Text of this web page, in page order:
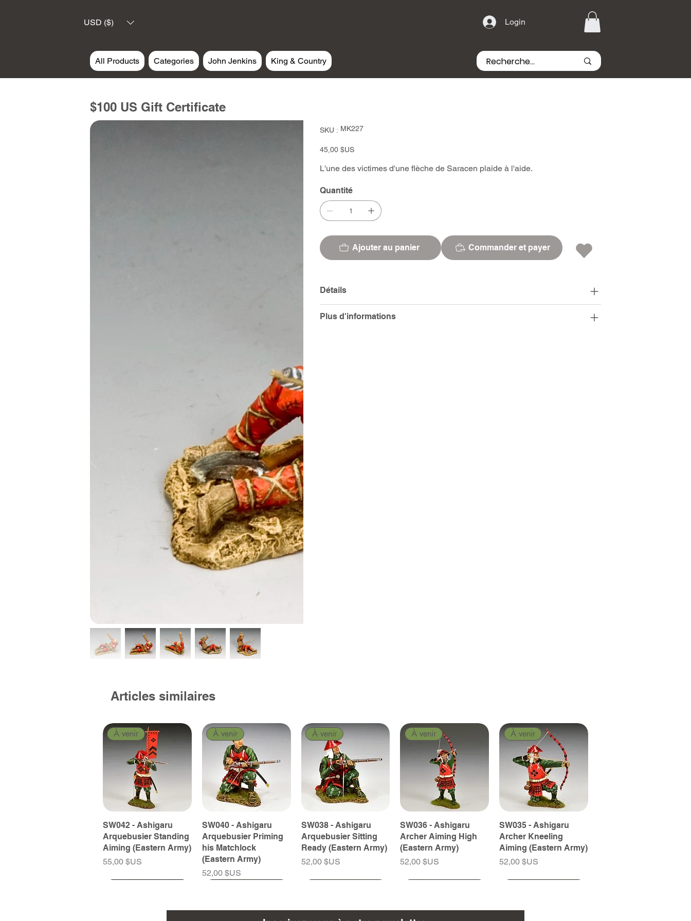
USD ($) Login
All Products Categories John Jenkins King & Country
$100 US Gift Certificate
SKU : SKU
MK227
MK227
Prix
45,00 $US
L'une des victimes d'une flèche de Saracen plaide à l'aide.
Quantité
Ajouter au panier Commander et payer
Détails
Plus d'informations
Articles similaires
À venir
SW042 - Ashigaru
Arquebusier Standing
Aiming (Eastern Army)
Prix
55,00 $US
À venir
SW040 - Ashigaru
Arquebusier Priming
his Matchlock
(Eastern Army)
Prix
52,00 $US
À venir
SW038 - Ashigaru
Arquebusier Sitting
Ready (Eastern Army)
Prix
52,00 $US
À venir
SW036 - Ashigaru
Archer Aiming High
(Eastern Army)
Prix
52,00 $US
À venir
SW035 - Ashigaru
Archer Kneeling
Aiming (Eastern Army)
Prix
52,00 $US